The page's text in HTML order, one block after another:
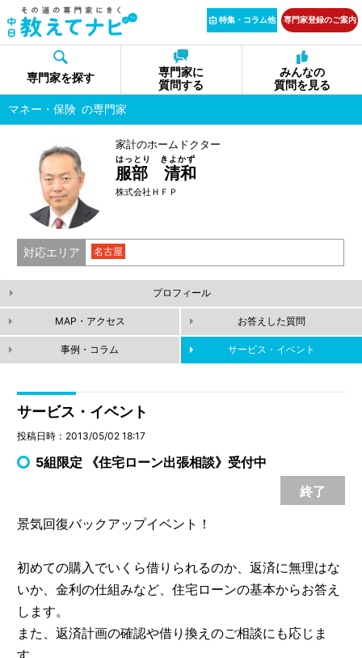
特集・コラム他 専門家登録のご案内
専門家を探す
専門家に
質問する
みんなの
質問を見る
マネー・保険 の専門家
家計のホームドクター
服部 清和
はっとり きよかず
株式会社ＨＦＰ
対応エリア 名古屋
プロフィール
MAP・アクセス お答えした質問
事例・コラム サービス・イベント
サービス・イベント
投稿日時：2013/05/02 18:17
5組限定 《住宅ローン出張相談》受付中
終了
景気回復バックアップイベント！
初めての購入でいくら借りられるのか、返済に無理はな
いか、金利の仕組みなど、住宅ローンの基本からお答え
します。
また、返済計画の確認や借り換えのご相談にも応じま
す。